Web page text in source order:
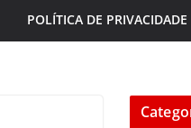
POLÍTICA DE PRIVACIDADE